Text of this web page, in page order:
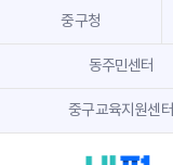
중구청
동주민센터
중구교육지원센터